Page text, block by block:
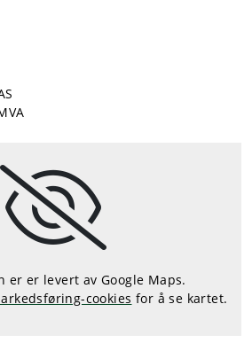
er er levert av Google Maps.
cookies for å se kartet.